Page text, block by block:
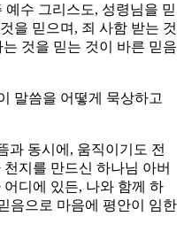
수 그리스도, 성령님을 믿
을 믿으며, 죄 사함 받는 것
것을 믿는 것이 바른 믿음
말씀을 어떻게 묵상하고
과 동시에, 움직이기도 전
지를 만드신 하나님 아버
어디에 있든, 나와 함께 하
음으로 마음에 평안이 임한